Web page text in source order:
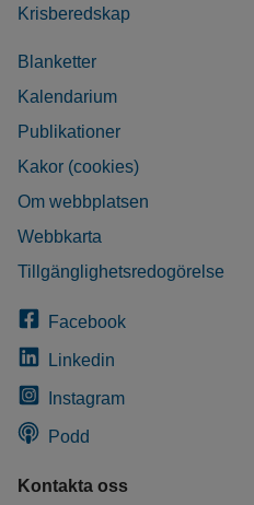
Krisberedskap
Blanketter
Kalendarium
Publikationer
Kakor (cookies)
Om webbplatsen
Webbkarta
Tillgänglighetsredogörelse
Facebook
Linkedin
Instagram
Podd
Kontakta oss